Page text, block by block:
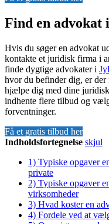
Find en advokat
Hvis du søger en advokat
kontakte et juridisk firma i
finde dygtige advokater i
hvor du befinder dig, er der
hjælpe dig med dine
indhente flere tilbud og
forventninger.
Få et gratis tilbud her
Indholdsfortegnelse skjul
1) Typiske opgaver
private
2) Typiske opgaver
virksomheder
3) Hvad koster en
4) Fordele ved at